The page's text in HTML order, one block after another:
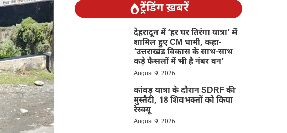
ट्रेंडिंग ख़बरें
देहरादून में ‘हर घर तिरंगा यात्रा’ में
शामिल हुए CM धामी, कहा-
‘उत्तराखंड विकास के साथ-साथ
कड़े फैसलों में भी है नंबर वन’
August 9, 2026
कांवड़ यात्रा के दौरान SDRF की
मुस्तैदी, 18 शिवभक्तों को किया
रेस्क्यू
August 9, 2026